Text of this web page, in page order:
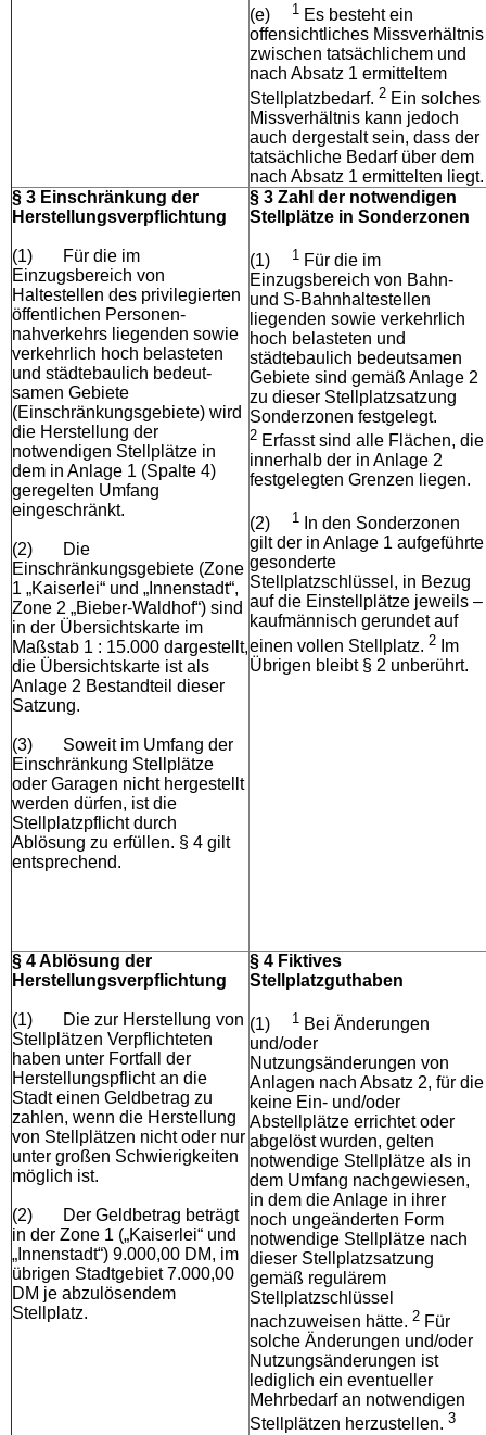
(e) 1 Es besteht ein
offensichtliches Missverhältnis
zwischen tatsächlichem und
nach Absatz 1 ermitteltem
Stellplatzbedarf. 2 Ein solches
Missverhältnis kann jedoch
auch dergestalt sein, dass der
tatsächliche Bedarf über dem
nach Absatz 1 ermittelten liegt.
§ 3 Einschränkung der
Herstellungsverpflichtung
(1)
Für die im
Einzugsbereich von
Haltestellen des privilegierten
öffentlichen Personen-
nahverkehrs liegenden sowie
verkehrlich hoch belasteten
und städtebaulich bedeut-
samen Gebiete
(Einschränkungsgebiete) wird
die Herstellung der
notwendigen Stellplätze in
dem in Anlage 1 (Spalte 4)
geregelten Umfang
eingeschränkt.
(2)
Die
Einschränkungsgebiete (Zone
1 „Kaiserlei“ und „Innenstadt“,
Zone 2 „Bieber-Waldhof“) sind
in der Übersichtskarte im
Maßstab 1 : 15.000 dargestellt,
die Übersichtskarte ist als
Anlage 2 Bestandteil dieser
Satzung.
(3)
Soweit im Umfang der
Einschränkung Stellplätze
oder Garagen nicht hergestellt
werden dürfen, ist die
Stellplatzpflicht durch
Ablösung zu erfüllen. § 4 gilt
entsprechend.
§ 3 Zahl der notwendigen
Stellplätze in Sonderzonen
(1) 1 Für die im
Einzugsbereich von Bahn-
und S-Bahnhaltestellen
liegenden sowie verkehrlich
hoch belasteten und
städtebaulich bedeutsamen
Gebiete sind gemäß Anlage 2
zu dieser Stellplatzsatzung
Sonderzonen festgelegt.
2 Erfasst sind alle Flächen, die
innerhalb der in Anlage 2
festgelegten Grenzen liegen.
(2) 1 In den Sonderzonen
gilt der in Anlage 1 aufgeführte
gesonderte
Stellplatzschlüssel, in Bezug
auf die Einstellplätze jeweils –
kaufmännisch gerundet auf
einen vollen Stellplatz. 2 Im
Übrigen bleibt § 2 unberührt.
§ 4 Ablösung der
Herstellungsverpflichtung
(1)
Die zur Herstellung von
Stellplätzen Verpflichteten
haben unter Fortfall der
Herstellungspflicht an die
Stadt einen Geldbetrag zu
zahlen, wenn die Herstellung
von Stellplätzen nicht oder nur
unter großen Schwierigkeiten
möglich ist.
(2)
Der Geldbetrag beträgt
in der Zone 1 („Kaiserlei“ und
„Innenstadt“) 9.000,00 DM, im
übrigen Stadtgebiet 7.000,00
DM je abzulösendem
Stellplatz.
§ 4 Fiktives
Stellplatzguthaben
(1) 1 Bei Änderungen
und/oder
Nutzungsänderungen von
Anlagen nach Absatz 2, für die
keine Ein- und/oder
Abstellplätze errichtet oder
abgelöst wurden, gelten
notwendige Stellplätze als in
dem Umfang nachgewiesen,
in dem die Anlage in ihrer
noch ungeänderten Form
notwendige Stellplätze nach
dieser Stellplatzsatzung
gemäß regulärem
Stellplatzschlüssel
nachzuweisen hätte. 2 Für
solche Änderungen und/oder
Nutzungsänderungen ist
lediglich ein eventueller
Mehrbedarf an notwendigen
Stellplätzen herzustellen. 3